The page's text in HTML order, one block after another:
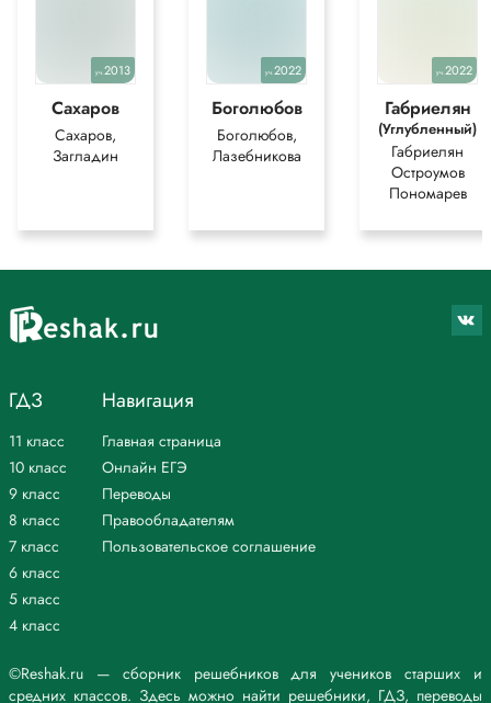
уч.2013
Сахаров
Сахаров,
Загладин
уч.2022
Боголюбов
Боголюбов,
Лазебникова
уч.2022
Габриелян
(Углубленный)
Габриелян
Остроумов
Пономарев
©Reshak.ru — сборник решебников для учеников старших и
средних классов. Здесь можно найти решебники, ГДЗ, переводы
ГДЗ
11 класс
10 класс
9 класс
8 класс
7 класс
6 класс
5 класс
4 класс
Навигация
Главная страница
Онлайн ЕГЭ
Переводы
Правообладателям
Пользовательское соглашение